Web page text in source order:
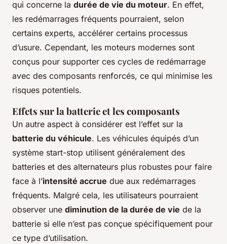
qui concerne la durée de vie du moteur. En effet,
les redémarrages fréquents pourraient, selon
certains experts, accélérer certains processus
d’usure. Cependant, les moteurs modernes sont
conçus pour supporter ces cycles de redémarrage
avec des composants renforcés, ce qui minimise les
risques potentiels.
Effets sur la batterie et les composants
Un autre aspect à considérer est l’effet sur la
batterie du véhicule. Les véhicules équipés d’un
système start-stop utilisent généralement des
batteries et des alternateurs plus robustes pour faire
face à l’intensité accrue due aux redémarrages
fréquents. Malgré cela, les utilisateurs pourraient
observer une diminution de la durée de vie de la
batterie si elle n’est pas conçue spécifiquement pour
ce type d’utilisation.